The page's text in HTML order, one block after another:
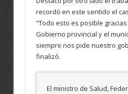
recordó en este sentido el
“Todo esto es posible
Gobierno provincial y el
siempre nos pide nuestro
finalizó.
El ministro de Salud,